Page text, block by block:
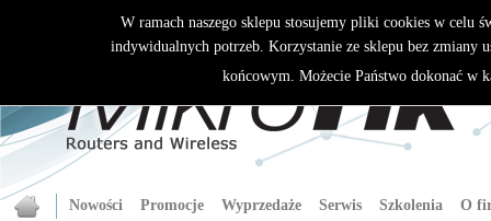
Nowości Promocje Wyprzedaże Serwis Szkolenia O
W ramach naszego sklepu stosujemy pliki cookies w celu
indywidualnych potrzeb. Korzystanie ze sklepu bez zmiany
końcowym. Możecie Państwo dokonać w